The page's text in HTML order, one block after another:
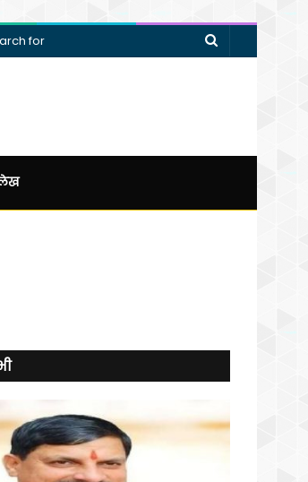
Search